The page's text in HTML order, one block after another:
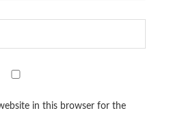
in this browser for the